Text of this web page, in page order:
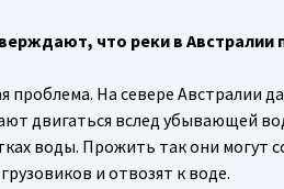
что реки в
проблема. На севере Австралии
двигаться вслед убывающей
воды. Прожить так они
и отвозят к воде.